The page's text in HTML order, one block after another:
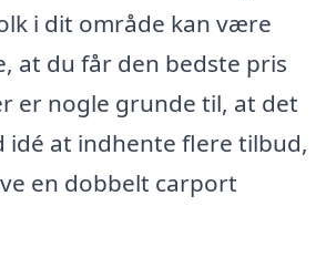
i dit område kan være
at du får den bedste pris
er nogle grunde til, at det
idé at indhente flere tilbud,
en dobbelt carport